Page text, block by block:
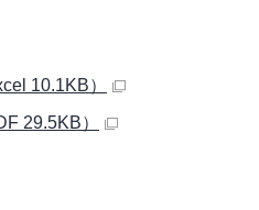
10.1KB）
29.5KB）